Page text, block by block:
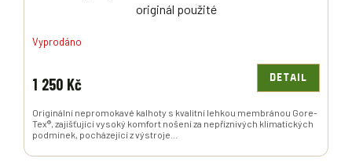
originál použité
Vyprodáno
1 250 Kč DETAIL
Originální nepromokavé kalhoty s kvalitní lehkou membránou Gore-
Tex®, zajišťující vysoký komfort nošení za nepříznivých klimatických
podmínek, pocházející z výstroje...